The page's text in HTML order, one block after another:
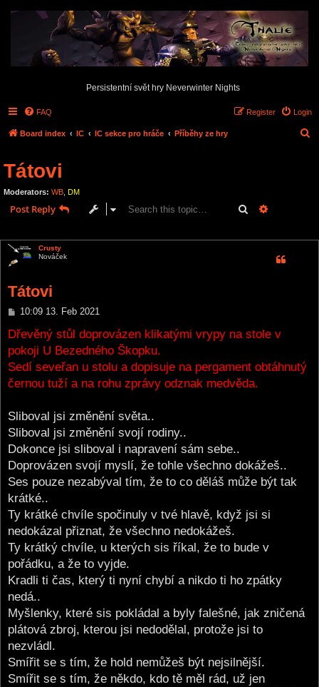
Persistentní svět hry Neverwinter Nights
FAQ Login
Register
Board index IC IC sekce pro hráče Příběhy ze hry
Tátovi
Moderators: WB DM
Post Reply Search
Crusty
Nováček
Tátovi
P
s
10:09 13. Feb 2021
Dřevěný stůl doprovázen klikatými vrypy na stole v
pokoji U Bezedného Škopku.
Sedí seveřan u stolu a dopisuje na pergament obtáhnutý
černou tuží a na rohu zprávy odznak medvěda.
Sliboval jsi změnění světa..
Sliboval jsi změnění svojí rodiny..
Dokonce jsi sliboval i napravení sám sebe..
Doprovázen svojí myslí, že tohle všechno dokážeš..
Ses pouze nezabýval tím, že to co děláš může být tak
krátké..
Ty krátké chvíle spočinuly v tvé hlavě, když jsi si
nedokázal přiznat, že všechno nedokážeš.
Ty krátký chvíle, u kterých sis říkal, že to bude v
pořádku, a že to vyjde.
Kradli ti čas, který ti nyní chybí a nikdo ti ho zpátky
nedá..
Myšlenky, které sis pokládal a byly falešné, jak zničená
plátová zbroj, kterou jsi nedodělal, protože jsi to
nezvládl.
Smířit se s tím, že hold nemůžeš být nejsilnější.
Smířit se s tím, že někdo, kdo tě měl rád, už jen